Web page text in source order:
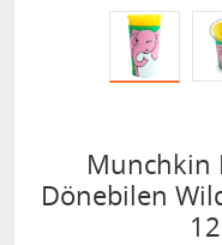
Munchkin
Dönebilen